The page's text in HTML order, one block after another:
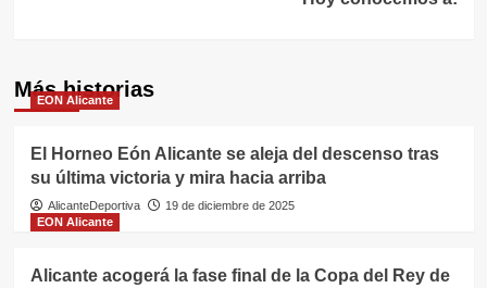
Más historias
EON Alicante
El Horneo Eón Alicante se aleja del descenso tras
su última victoria y mira hacia arriba
AlicanteDeportiva
19 de diciembre de 2025
EON Alicante
Alicante acogerá la fase final de la Copa del Rey de